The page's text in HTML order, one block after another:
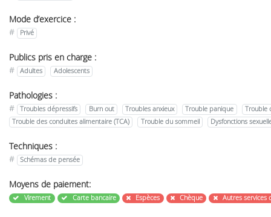
Mode d’exercice :
#
Privé
Publics pris en charge :
#
Adultes Adolescents
Pathologies :
#
Troubles dépressifs Burn out Troubles anxieux Trouble panique
Trouble
Trouble des conduites alimentaire (TCA)
Trouble du sommeil Dysfonctions
Techniques :
#
Schémas de pensée
Moyens de paiement:
Virement Carte bancaire Espèces Chèque Autres services